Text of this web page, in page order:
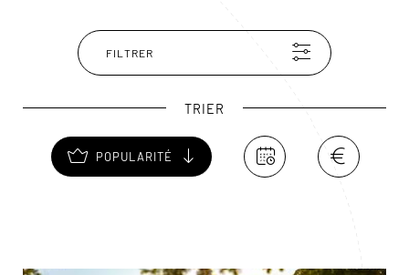
Lumberman’s Arch est idéal. Les enfants disposent ici
d’un petit paradis avec un parc aquatique, un aquarium
riche de 9 000 poissons, un train miniature et une
FILTRER
TRIER
POPULARITÉ